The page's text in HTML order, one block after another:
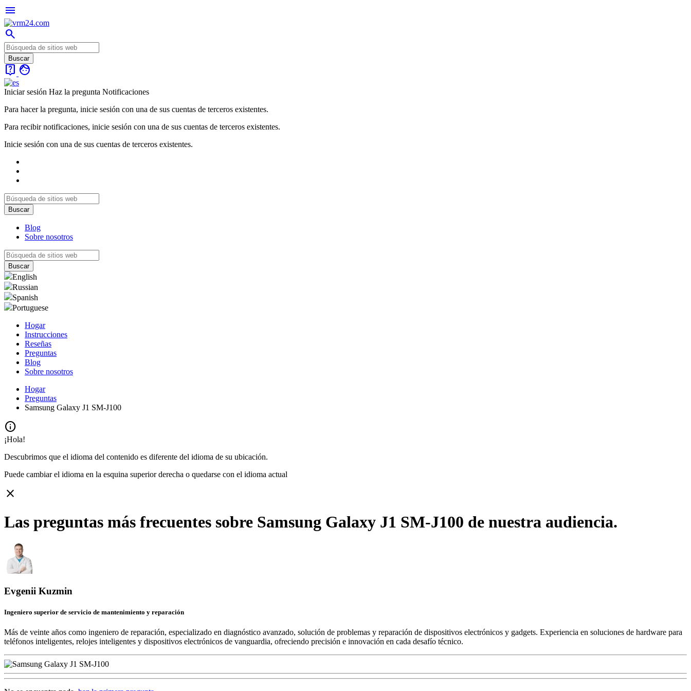
menu
search
live_help face
Iniciar sesión Haz la pregunta Notificaciones
Para hacer la pregunta, inicie sesión con una de sus cuentas de terceros existentes.
Para recibir notificaciones, inicie sesión con una de sus cuentas de terceros existentes.
Inicie sesión con una de sus cuentas de terceros existentes.
Blog
Sobre nosotros
English
Russian
Spanish
Portuguese
Hogar
Instrucciones
Reseñas
Preguntas
Blog
Sobre nosotros
Hogar
Preguntas
Samsung Galaxy J1 SM-J100
info
¡Hola!
Descubrimos que el idioma del contenido es diferente del idioma de su ubicación.
Puede cambiar el idioma en la esquina superior derecha o quedarse con el idioma actual
close
Las preguntas más frecuentes sobre Samsung Galaxy J1 SM-J100 de nuestra audiencia.
Evgenii Kuzmin
Ingeniero superior de servicio de mantenimiento y reparación
Más de veinte años como ingeniero de reparación, especializado en diagnóstico avanzado, solución de problemas y reparación de dispositivos electrónicos y gadgets. Experiencia en soluciones de hardware para
teléfonos inteligentes, relojes inteligentes y dispositivos electrónicos de vanguardia, ofreciendo precisión e innovación en cada desafío técnico.